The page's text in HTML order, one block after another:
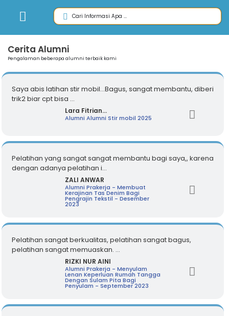
Cerita Alumni
Pengalaman beberapa alumni terbaik kami
Saya abis latihan stir mobil...Bagus, sangat membantu, diberi
trik2 biar cpt bisa ...
Lara Fitrian...
Alumni Alumni Stir mobil 2025
Pelatihan yang sangat sangat membantu bagi saya,, karena
dengan adanya pelatihan i...
ZALI ANWAR
Alumni Prakerja - Membuat
Kerajinan Tas Denim Bagi
Pengrajin Tekstil - Desember
2023
Pelatihan sangat berkualitas, pelatihan sangat bagus,
pelatihan sangat memuaskan. ...
RIZKI NUR AINI
Alumni Prakerja - Menyulam
Lenan Keperluan Rumah Tangga
Dengan Sulam Pita Bagi
Penyulam - September 2023